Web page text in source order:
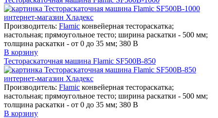
Производитель: Flamic конвейерная тестораскатка;
настольная; прямоугольное тесто; ширина раскатки - 500 мм;
толщина раскатки - от 0 до 35 мм; 380 В
В корзину
Тестораскаточная машина Flamic SF500B-850
Производитель: Flamic конвейерная тестораскатка;
настольная; прямоугольное тесто; ширина раскатки - 500 мм;
толщина раскатки - от 0 до 35 мм; 380 В
В корзину